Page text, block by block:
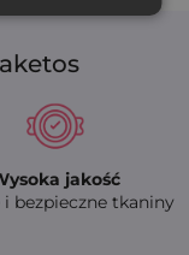
jakość
i bezpieczne tkaniny